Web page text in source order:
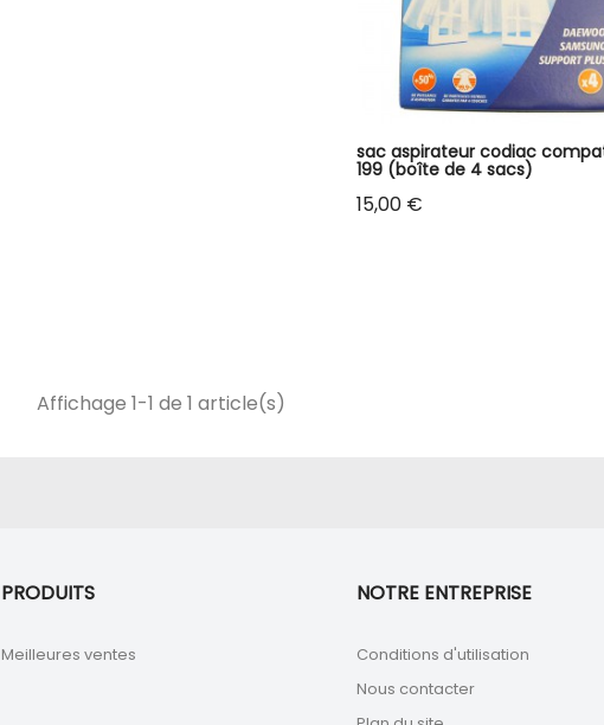
sac aspirateur codiac
199 (boîte de 4 sacs)
Prix
15,00 €
Affichage 1-1 de 1 article(s)
PRODUITS
Meilleures ventes
NOTRE ENTREPRISE
Conditions d'utilisation
Nous contacter